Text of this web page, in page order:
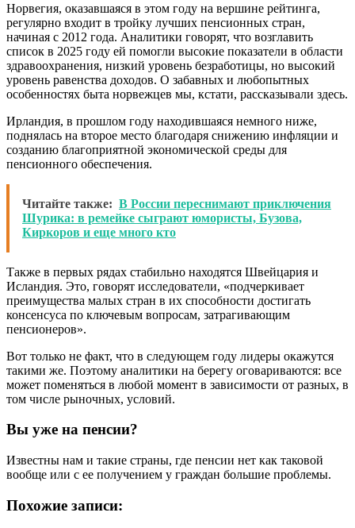
Норвегия, оказавшаяся в этом году на вершине рейтинга,
регулярно входит в тройку лучших пенсионных стран,
начиная с 2012 года. Аналитики говорят, что возглавить
список в 2025 году ей помогли высокие показатели в области
здравоохранения, низкий уровень безработицы, но высокий
уровень равенства доходов. О забавных и любопытных
особенностях быта норвежцев мы, кстати, рассказывали здесь.
Ирландия, в прошлом году находившаяся немного ниже,
поднялась на второе место благодаря снижению инфляции и
созданию благоприятной экономической среды для
пенсионного обеспечения.
Читайте также: В России переснимают приключения
Шурика: в ремейке сыграют юмористы, Бузова,
Киркоров и еще много кто
Также в первых рядах стабильно находятся Швейцария и
Исландия. Это, говорят исследователи, «подчеркивает
преимущества малых стран в их способности достигать
консенсуса по ключевым вопросам, затрагивающим
пенсионеров».
Вот только не факт, что в следующем году лидеры окажутся
такими же. Поэтому аналитики на берегу оговариваются: все
может поменяться в любой момент в зависимости от разных, в
том числе рыночных, условий.
Вы уже на пенсии?
Известны нам и такие страны, где пенсии нет как таковой
вообще или с ее получением у граждан большие проблемы.
Похожие записи: